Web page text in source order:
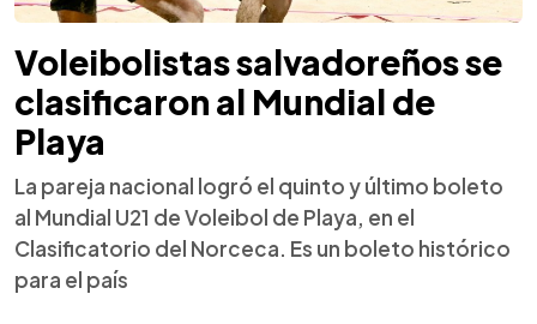
Voleibolistas salvadoreños se
clasificaron al Mundial de
Playa
La pareja nacional logró el quinto y último boleto
al Mundial U21 de Voleibol de Playa, en el
Clasificatorio del Norceca. Es un boleto histórico
para el país